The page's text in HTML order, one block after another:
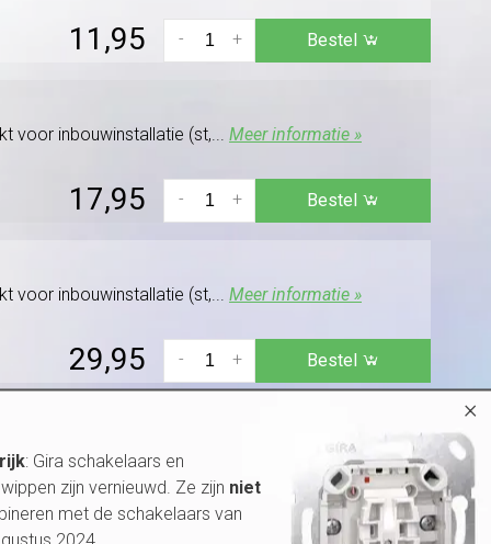
11,95 +
- Bestel
voor inbouwinstallatie (st,... Meer informatie »
17,95 +
- Bestel
voor inbouwinstallatie (st,... Meer informatie »
29,95 +
- Bestel
voor inbouwinstallatie (st,... Meer informatie »
47,95 +
- Bestel
×
: Gira schakelaars en
zijn vernieuwd. Ze zijn niet
met de schakelaars van
2024.